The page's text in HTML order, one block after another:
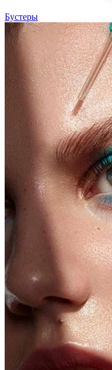
Бустеры